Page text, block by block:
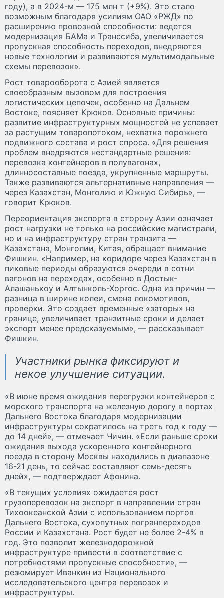
году), а в 2024-м — 175 млн т (+9%). Это стало
возможным благодаря усилиям ОАО «РЖД» по
расширению провозной способности: ведется
модернизация БАМа и Транссиба, увеличивается
пропускная способность переходов, внедряются
новые технологии и развиваются мультимодальные
схемы перевозок».
Рост товарооборота с Азией является
своеобразным вызовом для построения
логистических цепочек, особенно на Дальнем
Востоке, поясняет Крюков. Основные причины:
развитие инфраструктурных мощностей не успевает
за растущим товаропотоком, нехватка порожнего
подвижного состава и рост спроса. «Для решения
проблем внедряются нестандартные решения:
перевозка контейнеров в полувагонах,
длинносоставные поезда, укрупненные маршруты.
Также развиваются альтернативные направления —
через Казахстан, Монголию и Южную Сибирь», —
говорит Крюков.
Переориентация экспорта в сторону Азии означает
рост нагрузки не только на российские магистрали,
но и на инфраструктуру стран транзита —
Казахстана, Монголии, Китая, обращает внимание
Фишкин. «Например, на коридоре через Казахстан в
пиковые периоды образуются очереди в сотни
вагонов на переходах, особенно в Достык-
Алашанькоу и Алтынколь-Хоргос. Одна из причин —
разница в ширине колеи, смена локомотивов,
проверки. Это создает временные «заторы» на
границе, увеличивает транзитные сроки и делает
экспорт менее предсказуемым», — рассказывает
Фишкин.
Участники рынка фиксируют и
некое улучшение ситуации.
«В июне время ожидания перегрузки контейнеров с
морского транспорта на железную дорогу в портах
Дальнего Востока благодаря модернизации
инфраструктуры сократилось на треть год к году —
до 14 дней», — отмечает Чичин. «Если раньше сроки
ожидания выхода ускоренного контейнерного
поезда в сторону Москвы находились в диапазоне
16-21 день, то сейчас составляют семь-десять
дней», — подтверждает Афонина.
«В текущих условиях ожидается рост
грузоперевозок на экспорт в направлении стран
Тихоокеанской Азии с использованием портов
Дальнего Востока, сухопутных погранпереходов
России и Казахстана. Рост будет не более 2-4% в
год. Это позволит железнодорожной
инфраструктуре привести в соответствие с
потребностями пропускные способности», —
резюмирует Иванкин из Национального
исследовательского центра перевозок и
инфраструктуры.